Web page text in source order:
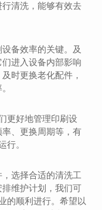
清洗，能够有效去
备效率的关键。及
进入设备内部影响
时更换老化配件，
更好地管理印刷设
、更换周期等，有
行。
选择合适的清洗工
维护计划，我们可
的顺利进行。希望以